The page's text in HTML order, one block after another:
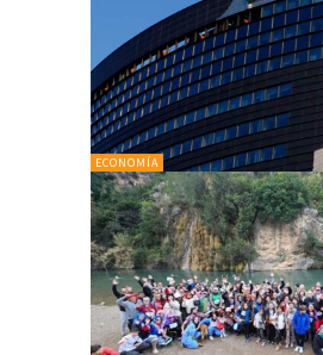
ECONOMÍA